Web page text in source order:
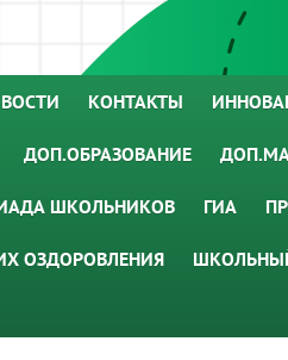
КОНТАКТЫ
ДОП.ОБРАЗОВАНИЕ
ШКОЛЬНИКОВ ГИА
ОЗДОРОВЛЕНИЯ